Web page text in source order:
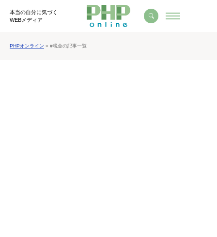
本当の自分に気づく
WEBメディア
PHPオンライン » #税金の記事一覧